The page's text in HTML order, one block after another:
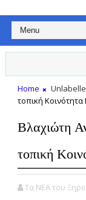
Home
τοπική
Βλαχιώτη
τοπική
Τα ΝΕΑ του